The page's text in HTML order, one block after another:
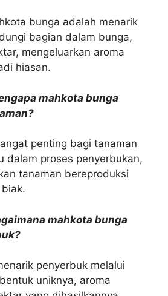
bunga adalah menarik
bagian dalam bunga,
mengeluarkan aroma
hiasan.
mahkota bunga
penting bagi tanaman
dalam proses penyerbukan,
tanaman bereproduksi
mahkota bunga
penyerbuk melalui
uniknya, aroma